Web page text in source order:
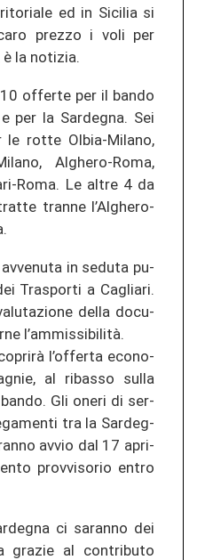
ed in Si­ci­lia si
pre­z­zo i voli per
la no­ti­zia.
of­fer­te per il bando
per la Sarde­g­na. Sei
le rotte Olbia-​Milano,
Alghero-​Roma,
​Roma. Le altre 4 da
tran­ne l’Alghero-​
av­ve­nu­ta in se­duta pu­
Tras­por­ti a Cag­lia­ri.
della do­cu­
l’ammissibilità.
l’of­fer­ta eco­no­
al ri­bas­so sulla
Gli oneri di ser­
tra la Sarde­g­
avvio dal 17 ap­ri­
pro­v­vi­so­rio entro
ci sa­ran­no dei
gra­zie al con­tri­bu­to